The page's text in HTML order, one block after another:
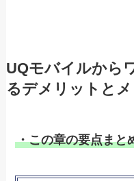
UQモバイルから
るデメリットとメ
・この章の要点まと